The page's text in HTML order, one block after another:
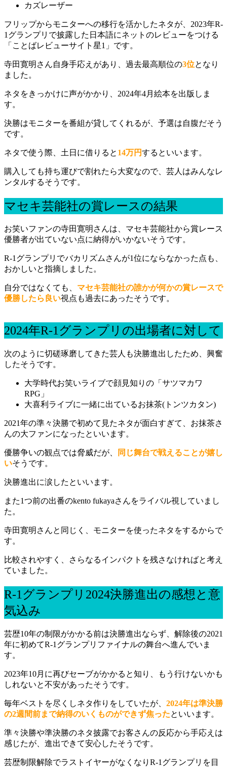
カズレーザー
フリップからモニターへの移行を活かしたネタが、2023年R-
1グランプリで披露した日本語にネットのレビューをつける
「ことばレビューサイト星1」です。
寺田寛明さん自身手応えがあり、過去最高順位の3位となり
ました。
ネタをきっかけに声がかかり、2024年4月絵本を出版しま
す。
決勝はモニターを番組が貸してくれるが、予選は自腹だそう
です。
ネタで使う際、土日に借りると 14万円するといいます。
購入しても持ち運びで割れたら大変なので、芸人はみんなレ
ンタルするそうです。
マセキ芸能社の賞レースの結果
お笑いファンの寺田寛明さんは、マセキ芸能社から賞レース
優勝者が出ていない点に納得がいかないそうです。
R-1グランプリでバカリズムさんが1位にならなかった点も、
おかしいと指摘しました。
自分ではなくても、 マセキ芸能社の誰かが何かの賞レースで
優勝したら良い視点も過去にあったそうです。
2024年R-1グランプリの出場者に対して
次のように切磋琢磨してきた芸人も決勝進出したため、興奮
したそうです。
大学時代お笑いライブで顔見知りの「サツマカワ
RPG」
大喜利ライブに一緒に出ているお抹茶(トンツカタン)
2021年の準々決勝で初めて見たネタが面白すぎて、お抹茶さ
んの大ファンになったといいます。
優勝争いの観点では脅威だが、
同じ舞台で戦えることが嬉し
いそうです。
決勝進出に涙したといいます。
また1つ前の出番のkento fukayaさんをライバル視していまし
た。
寺田寛明さんと同じく、モニターを使ったネタをするからで
す。
比較されやすく、さらなるインパクトを残さなければと考え
ていました。
R-1グランプリ2024決勝進出の感想と意
気込み
芸歴10年の制限がかかる前は決勝進出ならず、解除後の2021
年に初めてR-1グランプリファイナルの舞台へ進んでいま
す。
2023年10月に再びセーブがかかると知り、もう行けないかも
しれないと不安があったそうです。
毎年ベストを尽くしネタ作りをしていたが、 2024年は準決勝
の2週間前まで納得のいくものができず焦ったといいます。
準々決勝や準決勝のネタ披露でお客さんの反応から手応えは
感じたが、進出できて安心したそうです。
芸歴制限解除でラストイヤーがなくなりR-1グランプリを目